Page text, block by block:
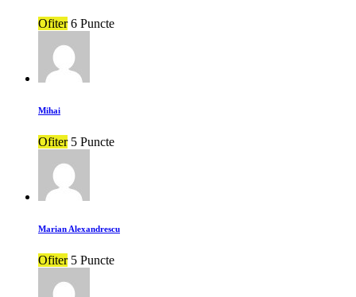
Ofiter 6 Puncte
Mihai
Ofiter 5 Puncte
Marian Alexandrescu
Ofiter 5 Puncte